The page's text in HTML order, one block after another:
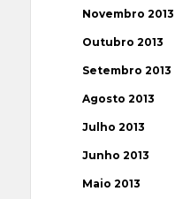
Novembro 2013
Outubro 2013
Setembro 2013
Agosto 2013
Julho 2013
Junho 2013
Maio 2013